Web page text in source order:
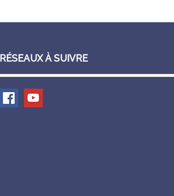
RÉSEAUX À SUIVRE